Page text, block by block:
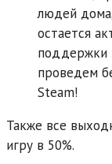
людей
остается
поддержки
проведем
Steam!
Также все
игру в 50%.